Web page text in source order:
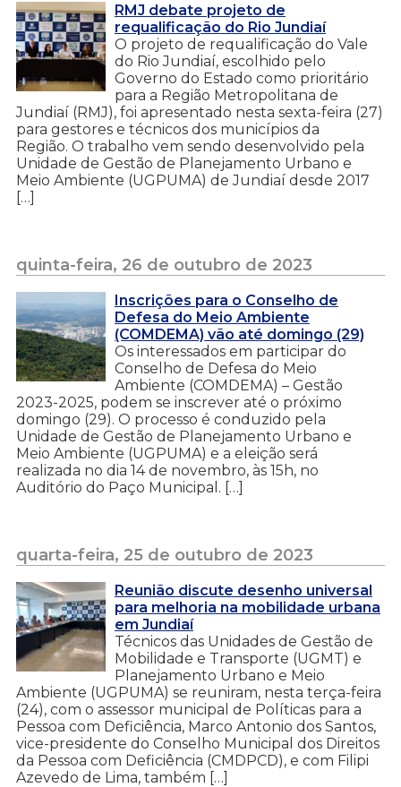
RMJ debate projeto de
requalificação do Rio Jundiaí
O projeto de requalificação do Vale
do Rio Jundiaí, escolhido pelo
Governo do Estado como prioritário
para a Região Metropolitana de
Jundiaí (RMJ), foi apresentado nesta sexta-feira (27)
para gestores e técnicos dos municípios da
Região. O trabalho vem sendo desenvolvido pela
Unidade de Gestão de Planejamento Urbano e
Meio Ambiente (UGPUMA) de Jundiaí desde 2017
[…]
quinta-feira, 26 de outubro de 2023
Inscrições para o Conselho de
Defesa do Meio Ambiente
(COMDEMA) vão até domingo (29)
Os interessados em participar do
Conselho de Defesa do Meio
Ambiente (COMDEMA) – Gestão
2023-2025, podem se inscrever até o próximo
domingo (29). O processo é conduzido pela
Unidade de Gestão de Planejamento Urbano e
Meio Ambiente (UGPUMA) e a eleição será
realizada no dia 14 de novembro, às 15h, no
Auditório do Paço Municipal. […]
quarta-feira, 25 de outubro de 2023
Reunião discute desenho universal
para melhoria na mobilidade urbana
em Jundiaí
Técnicos das Unidades de Gestão de
Mobilidade e Transporte (UGMT) e
Planejamento Urbano e Meio
Ambiente (UGPUMA) se reuniram, nesta terça-feira
(24), com o assessor municipal de Políticas para a
Pessoa com Deficiência, Marco Antonio dos Santos,
vice-presidente do Conselho Municipal dos Direitos
da Pessoa com Deficiência (CMDPCD), e com Filipi
Azevedo de Lima, também […]